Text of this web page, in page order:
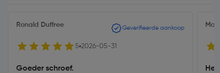
Ronald Duffree Geverifieerde aankoop
5 2026-05-31
Goeder schroef.